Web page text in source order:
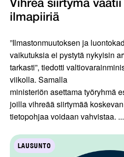
Vihreä siirtymä
ilmapiiriä
”Ilmastonmuutoksen ja
vaikutuksia ei pystytä nykyisin
tarkasti”, tiedotti
viikolla. Samalla
ministeriön asettama työryhmä
joilla vihreää siirtymää
tietopohjaa voidaan vahvistaa. ...
LAUSUNTO